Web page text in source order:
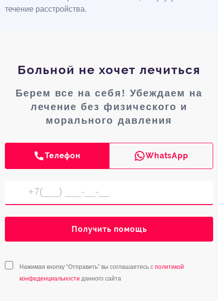
течение расстройства.
Больной не хочет лечиться
Берем все на себя! Убеждаем на
лечение без физического и
морального давления
Телефон WhatsApp
Получить помощь
Нажимая кнопку “Отправить” вы соглашаетесь с политикой
конфеденциальности данного сайта